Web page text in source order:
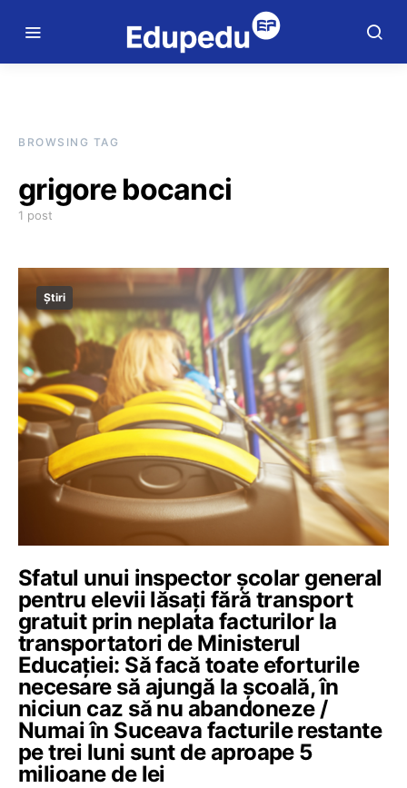
BROWSING TAG
grigore bocanci
1 post
Știri
Sfatul unui inspector școlar general
pentru elevii lăsați fără transport
gratuit prin neplata facturilor la
transportatori de Ministerul
Educației: Să facă toate eforturile
necesare să ajungă la școală, în
niciun caz să nu abandoneze /
Numai în Suceava facturile restante
pe trei luni sunt de aproape 5
milioane de lei